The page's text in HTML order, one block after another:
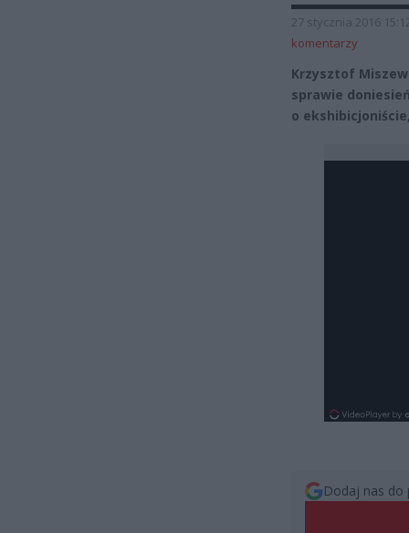
27 stycznia 2016
komentarzy
Krzysztof
sprawie
o
Dodaj nas do